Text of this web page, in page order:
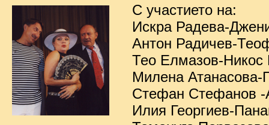
С участието на:
Искра Радева-
Антон Радичев-
Тео Елмазов-Никос
Милена Атанасова-
Стефан Стефанов -
Илия Георгиев-